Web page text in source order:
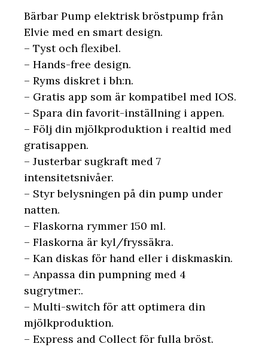
Bärbar Pump elektrisk bröstpump från
Elvie med en smart design.
– Tyst och flexibel.
– Hands-free design.
– Ryms diskret i bh:n.
– Gratis app som är kompatibel med IOS.
– Spara din favorit-inställning i appen.
– Följ din mjölkproduktion i realtid med
gratisappen.
– Justerbar sugkraft med 7
intensitetsnivåer.
– Styr belysningen på din pump under
natten.
– Flaskorna rymmer 150 ml.
– Flaskorna är kyl/fryssäkra.
– Kan diskas för hand eller i diskmaskin.
– Anpassa din pumpning med 4
sugrytmer:.
– Multi-switch för att optimera din
mjölkproduktion.
– Express and Collect för fulla bröst.